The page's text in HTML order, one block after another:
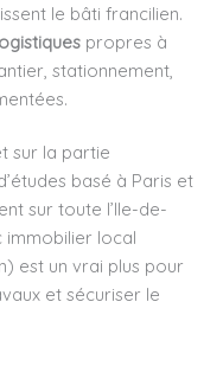
le bâti francilien.
propres à
stationnement,
sur la partie
basé à Paris et
sur toute l’Ile-de-
immobilier local
est un vrai plus pour
et sécuriser le